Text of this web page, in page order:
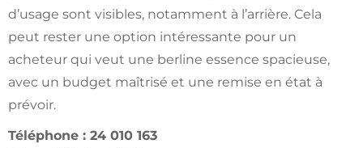
d’usage sont visibles, notamment à l’arrière. Cela
peut rester une option intéressante pour un
acheteur qui veut une berline essence spacieuse,
avec un budget maîtrisé et une remise en état à
prévoir.
Téléphone : 24 010 163